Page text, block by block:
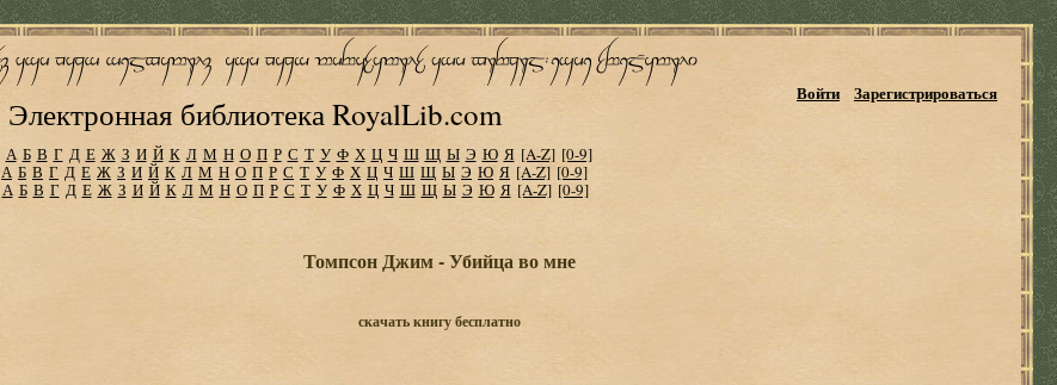
Электронная библиотека RoyalLib.com
Войти Зарегистрироваться
А Б В Г Д Е Ж З И Й К Л М Н О П Р С Т У Ф Х Ц Ч Ш Щ Ы Э Ю Я [A-Z] [0-9]
А Б В Г Д Е Ж З И Й К Л М Н О П Р С Т У Ф Х Ц Ч Ш Щ Ы Э Ю Я [A-Z] [0-9]
А Б В Г Д Е Ж З И Й К Л М Н О П Р С Т У Ф Х Ц Ч Ш Щ Ы Э Ю Я [A-Z] [0-9]
Томпсон Джим - Убийца во мне
скачать книгу бесплатно